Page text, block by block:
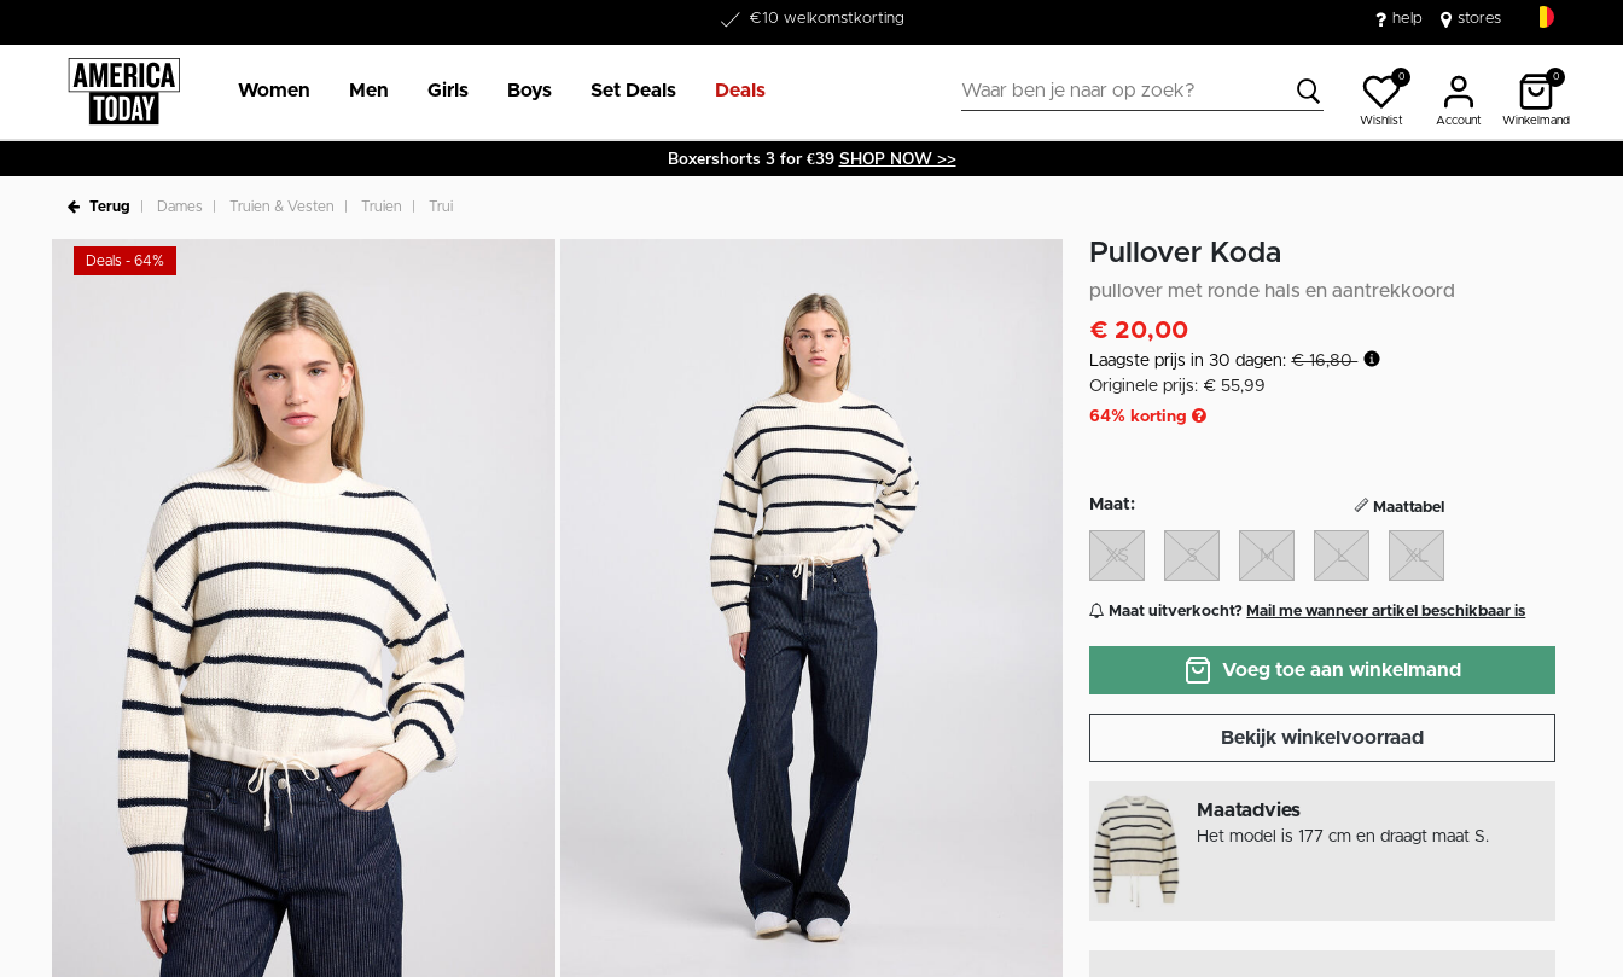
€10 welkomstkorting
Word lid van onze Member Club! help stores
Women Men Girls Boys Set Deals Deals
0
Wishlist Account
0
Winkelmand
Boxershorts 3 for €39 SHOP NOW >>
Terug Dames Truien & Vesten Truien Trui
Deals - 64% Pullover Koda
pullover met ronde hals en aantrekkoord
€ 20,00
Laagste prijs in 30 dagen:€ 16,80
Originele prijs: € 55,99
64% korting
Maat: Maattabel
XS S M L XL
Maat uitverkocht? Mail me wanneer artikel beschikbaar is
Voeg toe aan winkelmand
Bekijk winkelvoorraad
Maatadvies
Het model is 177 cm en draagt maat S.